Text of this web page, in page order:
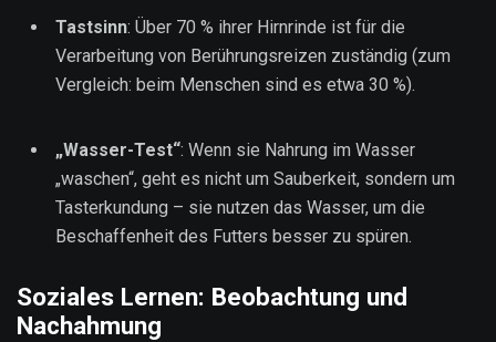
Tastsinn: Über 70 % ihrer Hirnrinde ist für die
Verarbeitung von Berührungsreizen zuständig (zum
Vergleich: beim Menschen sind es etwa 30 %).
„Wasser-Test“: Wenn sie Nahrung im Wasser
„waschen“, geht es nicht um Sauberkeit, sondern um
Tasterkundung – sie nutzen das Wasser, um die
Beschaffenheit des Futters besser zu spüren.
Soziales Lernen: Beobachtung und
Nachahmung